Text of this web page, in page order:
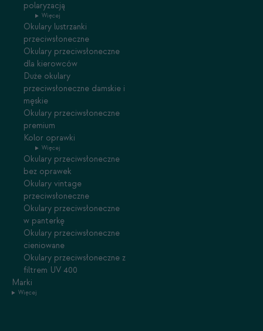
polaryzacją
Więcej
Okulary lustrzanki
przeciwsłoneczne
Okulary przeciwsłoneczne
dla kierowców
Duże okulary
przeciwsłoneczne damskie i
męskie
Okulary przeciwsłoneczne
premium
Kolor oprawki
Więcej
Okulary przeciwsłoneczne
bez oprawek
Okulary vintage
przeciwsłoneczne
Okulary przeciwsłoneczne
w panterkę
Okulary przeciwsłoneczne
cieniowane
Okulary przeciwsłoneczne z
filtrem UV 400
Marki
Więcej